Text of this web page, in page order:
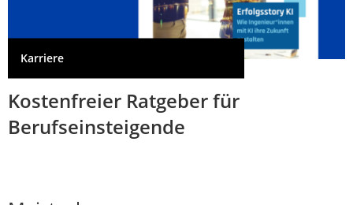
Karriere
Kostenfreier Ratgeber für
Berufseinsteigende